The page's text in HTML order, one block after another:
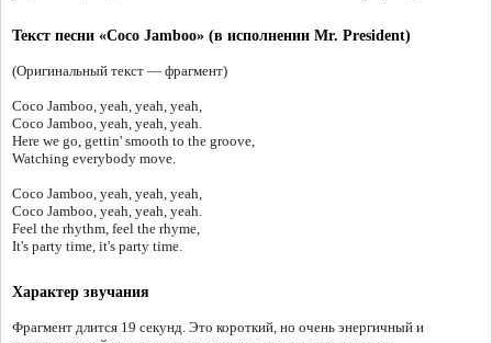
Текст песни «Coco Jamboo» (в исполнении Mr. President)
(Оригинальный текст — фрагмент)
Coco Jamboo, yeah, yeah, yeah,
Coco Jamboo, yeah, yeah, yeah.
Here we go, gettin' smooth to the groove,
Watching everybody move.
Coco Jamboo, yeah, yeah, yeah,
Coco Jamboo, yeah, yeah, yeah.
Feel the rhythm, feel the rhyme,
It's party time, it's party time.
Характер звучания
Фрагмент длится 19 секунд. Это короткий, но очень энергичный и